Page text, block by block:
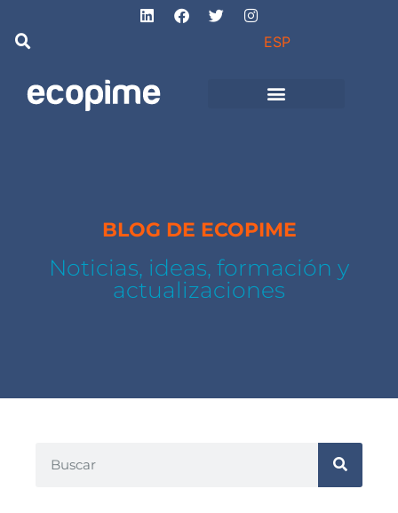
ESP
BLOG DE ECOPIME
Noticias, ideas, formación y
actualizaciones